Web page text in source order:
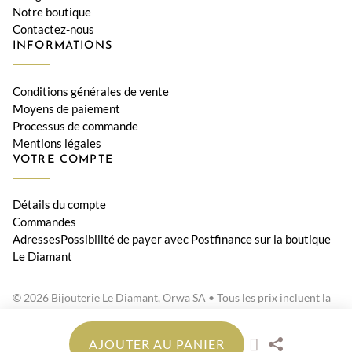
AJOUTER AU PANIER
Notre boutique
Contactez-nous
INFORMATIONS
Conditions générales de vente
Moyens de paiement
Processus de commande
Mentions légales
VOTRE COMPTE
Détails du compte
Commandes
AdressesPossibilité de payer avec Postfinance sur la boutique
Le Diamant
© 2026 Bijouterie Le Diamant, Orwa SA • Tous les prix incluent la